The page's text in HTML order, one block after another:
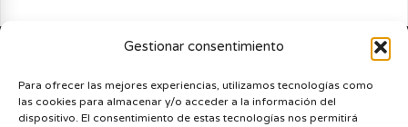
Gestionar consentimiento
Para ofrecer las mejores experiencias, utilizamos tecnologías como
las cookies para almacenar y/o acceder a la información del
dispositivo. El consentimiento de estas tecnologías nos permitirá